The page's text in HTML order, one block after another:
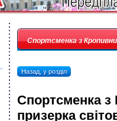
Спортсменка з
Назад, у розділ
Спортсменка з
призерка